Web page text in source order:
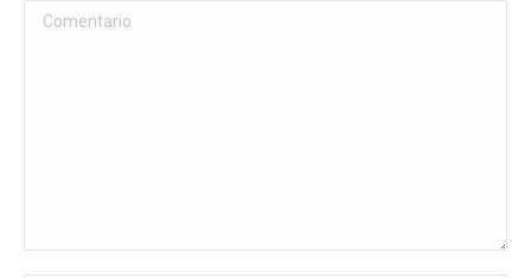
Comentario